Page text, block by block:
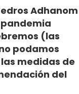
Adhanom
pandemia
(las
podamos
medidas de
del